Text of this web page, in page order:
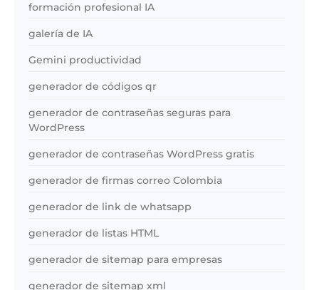
formación profesional IA
galería de IA
Gemini productividad
generador de códigos qr
generador de contraseñas seguras para
WordPress
generador de contraseñas WordPress gratis
generador de firmas correo Colombia
generador de link de whatsapp
generador de listas HTML
generador de sitemap para empresas
generador de sitemap xml